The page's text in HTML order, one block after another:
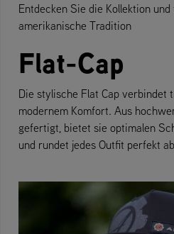
Entdecken Sie die Kollektion
amerikanische Tradition
Flat-Cap
Die stylische Flat Cap verbindet
modernem Komfort. Aus
gefertigt, bietet sie optimalen
und rundet jedes Outfit perfekt